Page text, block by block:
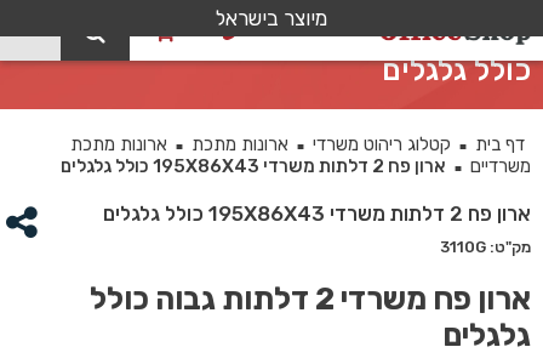
מיוצר בישראל
ארון פח 2 דלתות משרדי 195X86X43
כולל גלגלים
דף בית ■ קטלוג ריהוט משרדי ■ ארונות מתכת ■
ארונות מתכת
משרדיים ■ ארון פח 2 דלתות משרדי 195X86X43 כולל גלגלים
ארון פח 2 דלתות משרדי 195X86X43 כולל גלגלים
מק"ט: 3110G
ארון פח משרדי 2 דלתות גבוה כולל
גלגלים